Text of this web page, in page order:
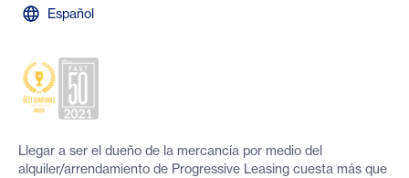
Español
Llegar a ser el dueño de la mercancía por medio del
alquiler/arrendamiento de Progressive Leasing cuesta más que